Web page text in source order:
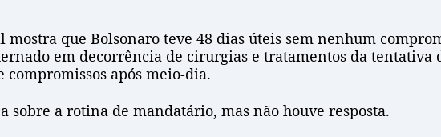
que Bolsonaro teve 48 dias úteis sem nenhum
em decorrência de cirurgias e tratamentos da tentativa
compromissos após meio-dia.
a rotina de mandatário, mas não houve resposta.